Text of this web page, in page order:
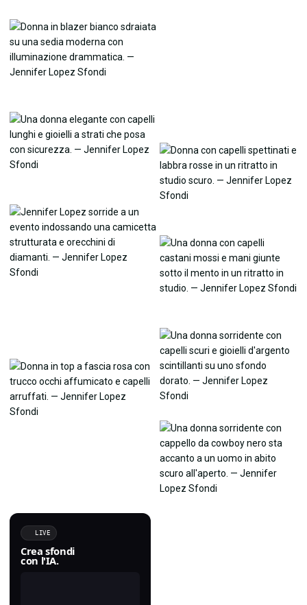
LIVE
Crea sfondi
con l'IA.